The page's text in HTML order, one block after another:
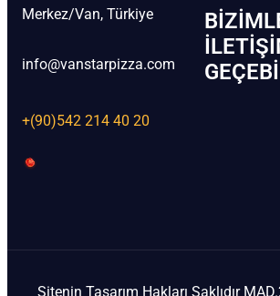
Merkez/Van, Türkiye
info@vanstarpizza.com
+(90)542 214 40 20
Sitenin Tasarım Hakları Saklıdır